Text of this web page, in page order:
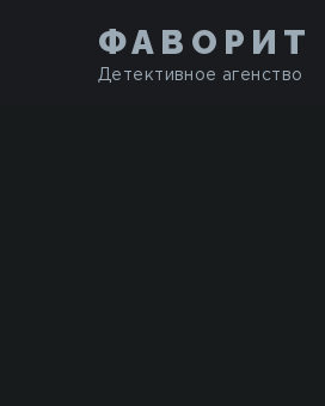
ФАВОРИТ
Детективное агенство